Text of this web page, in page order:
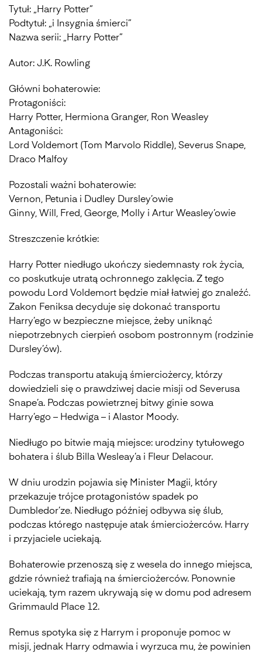
Tytuł: „Harry Potter”
Podtytuł: „i Insygnia śmierci”
Nazwa serii: „Harry Potter”
Autor: J.K. Rowling
Główni bohaterowie:
Protagoniści:
Harry Potter, Hermiona Granger, Ron Weasley
Antagoniści:
Lord Voldemort (Tom Marvolo Riddle), Severus Snape,
Draco Malfoy
Pozostali ważni bohaterowie:
Vernon, Petunia i Dudley Dursley’owie
Ginny, Will, Fred, George, Molly i Artur Weasley’owie
Streszczenie krótkie:
Harry Potter niedługo ukończy siedemnasty rok życia,
co poskutkuje utratą ochronnego zaklęcia. Z tego
powodu Lord Voldemort będzie miał łatwiej go znaleźć.
Zakon Feniksa decyduje się dokonać transportu
Harry’ego w bezpieczne miejsce, żeby uniknąć
niepotrzebnych cierpień osobom postronnym (rodzinie
Dursley’ów).
Podczas transportu atakują śmierciożercy, którzy
dowiedzieli się o prawdziwej dacie misji od Severusa
Snape’a. Podczas powietrznej bitwy ginie sowa
Harry’ego – Hedwiga – i Alastor Moody.
Niedługo po bitwie mają miejsce: urodziny tytułowego
bohatera i ślub Billa Wesleay’a i Fleur Delacour.
W dniu urodzin pojawia się Minister Magii, który
przekazuje trójce protagonistów spadek po
Dumbledor’ze. Niedługo później odbywa się ślub,
podczas którego następuje atak śmierciożerców. Harry
i przyjaciele uciekają.
Bohaterowie przenoszą się z wesela do innego miejsca,
gdzie również trafiają na śmierciożerców. Ponownie
uciekają, tym razem ukrywają się w domu pod adresem
Grimmauld Place 12.
Remus spotyka się z Harrym i proponuje pomoc w
misji, jednak Harry odmawia i wyrzuca mu, że powinien